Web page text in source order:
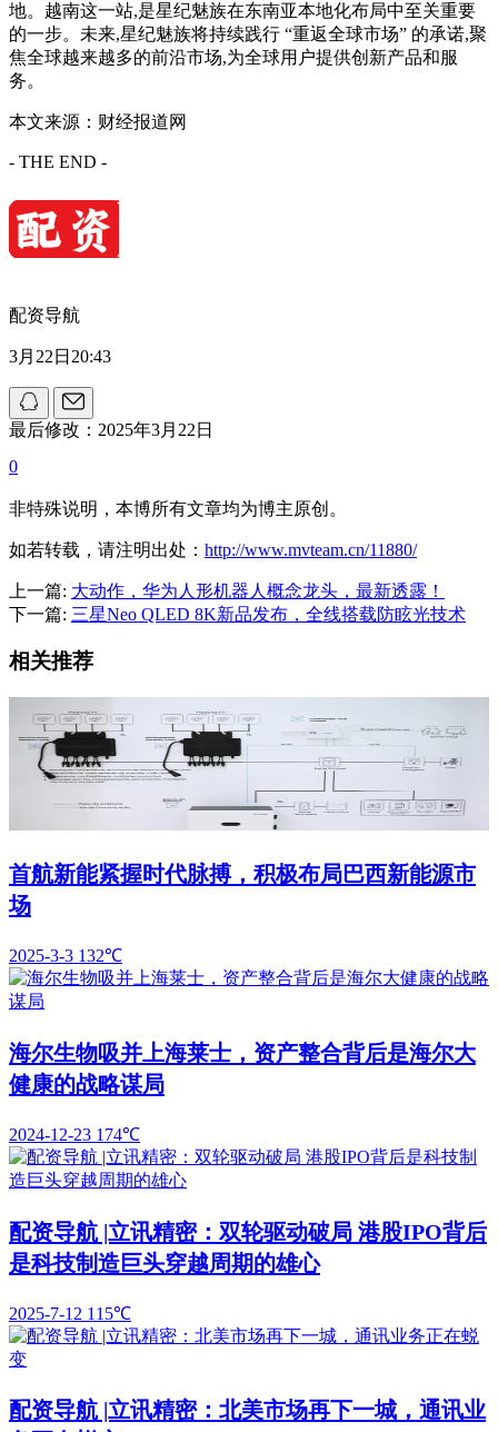
地。越南这一站,是星纪魅族在东南亚本地化布局中至关重要
的一步。未来,星纪魅族将持续践行 “重返全球市场” 的承诺,聚
焦全球越来越多的前沿市场,为全球用户提供创新产品和服
务。
本文来源：财经报道网
- THE END -
配资导航
3月22日20:43
最后修改：2025年3月22日
0
非特殊说明，本博所有文章均为博主原创。
如若转载，请注明出处： http://www.mvteam.cn/11880/
上一篇: 大动作，华为人形机器人概念龙头，最新透露！
下一篇: 三星Neo QLED 8K新品发布，全线搭载防眩光技术
相关推荐
首航新能紧握时代脉搏，积极布局巴西新能源市
场
2025-3-3 132℃
海尔生物吸并上海莱士，资产整合背后是海尔大
健康的战略谋局
2024-12-23 174℃
配资导航 |立讯精密：双轮驱动破局 港股IPO背后
是科技制造巨头穿越周期的雄心
2025-7-12 115℃
配资导航 |立讯精密：北美市场再下一城，通讯业